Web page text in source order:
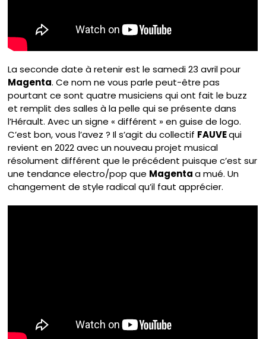
La seconde date à retenir est le samedi 23 avril pour
Magenta. Ce nom ne vous parle peut-être pas
pourtant ce sont quatre musiciens qui ont fait le buzz
et remplit des salles à la pelle qui se présente dans
l’Hérault. Avec un signe « différent » en guise de logo.
C’est bon, vous l’avez ? Il s’agit du collectif FAUVEqui
revient en 2022 avec un nouveau projet musical
résolument différent que le précédent puisque c’est sur
une tendance electro/pop que Magentaa mué. Un
changement de style radical qu’il faut apprécier.